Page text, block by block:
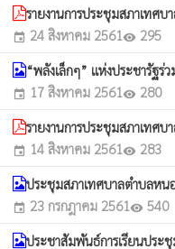
รายงานการประชุมสภาเทศ
event 24 สิงหาคม 2561visibility 295
“พลังเล็กๆ” แห่งประชารัฐร่
event 17 สิงหาคม 2561visibility 280
รายงานการประชุมสภาเทศ
event 14 สิงหาคม 2561visibility 283
ประชุมสภาเทศบาลตำบลห
event 23 กรกฎาคม 2561visibility 540
ประชาสัมพันธ์การเรียนปร